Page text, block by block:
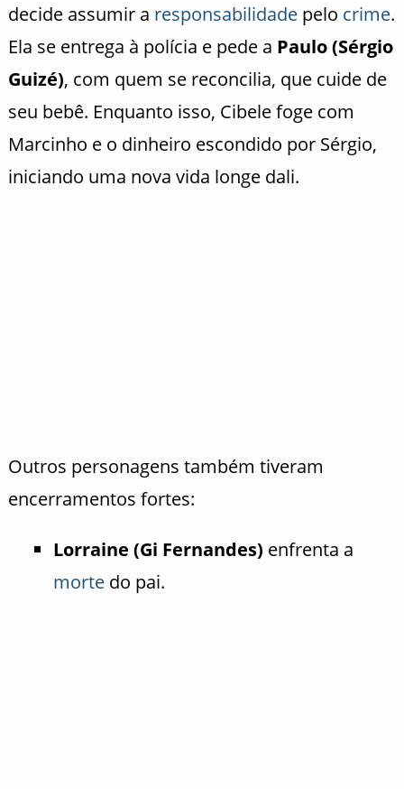
decide assumir a responsabilidadepelo crime.
Ela se entrega à polícia e pede a Paulo (Sérgio
Guizé), com quem se reconcilia, que cuide de
seu bebê. Enquanto isso, Cibele foge com
Marcinho e o dinheiro escondido por Sérgio,
iniciando uma nova vida longe dali.
Outros personagens também tiveram
encerramentos fortes:
Lorraine (Gi Fernandes) enfrenta a
mortedo pai.